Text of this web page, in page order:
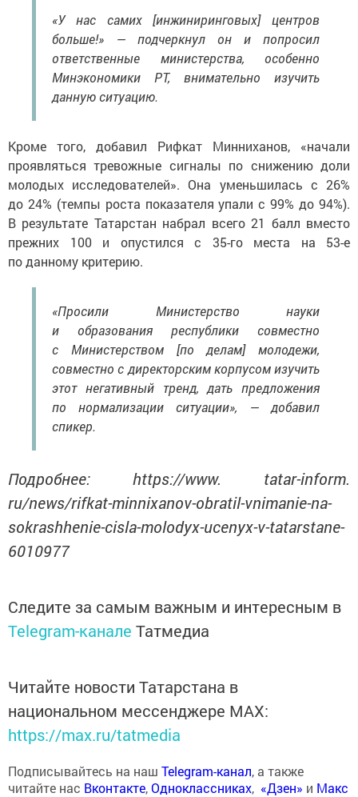
«У нас самих [инжиниринговых] центров
больше!» — подчеркнул он и попросил
ответственные министерства, особенно
Минэкономики РТ, внимательно изучить
данную ситуацию.
Кроме того, добавил Рифкат Минниханов, «начали
проявляться тревожные сигналы по снижению доли
молодых исследователей». Она уменьшилась с 26%
до 24% (темпы роста показателя упали с 99% до 94%).
В результате Татарстан набрал всего 21 балл вместо
прежних 100 и опустился с 35-го места на 53-е
по данному критерию.
«Просили Министерство науки
и образования республики совместно
с Министерством [по делам] молодежи,
совместно с директорским корпусом изучить
этот негативный тренд, дать предложения
по нормализации ситуации», — добавил
спикер.
Подробнее: https://www. tatar-inform.
ru/news/rifkat-minnixanov-obratil-vnimanie-na-
sokrashhenie-cisla-molodyx-ucenyx-v-tatarstane-
6010977
Следите за самым важным и интересным в
Telegram-канале Татмедиа
Читайте новости Татарстана в
национальном мессенджере MАХ:
https://max.ru/tatmedia
Подписывайтесь на наш Telegram-канал, а также
читайте нас Вконтакте,Одноклассниках, «Дзен» и Макс